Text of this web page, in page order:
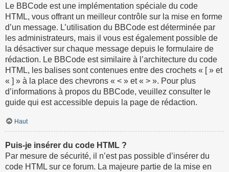
Le BBCode est une implémentation spéciale du code
HTML, vous offrant un meilleur contrôle sur la mise en forme
d’un message. L’utilisation du BBCode est déterminée par
les administrateurs, mais il vous est également possible de
la désactiver sur chaque message depuis le formulaire de
rédaction. Le BBCode est similaire à l’architecture du code
HTML, les balises sont contenues entre des crochets « [ » et
« ] » à la place des chevrons « < » et « > ». Pour plus
d’informations à propos du BBCode, veuillez consulter le
guide qui est accessible depuis la page de rédaction.
Haut
Puis-je insérer du code HTML ?
Par mesure de sécurité, il n’est pas possible d’insérer du
code HTML sur ce forum. La majeure partie de la mise en